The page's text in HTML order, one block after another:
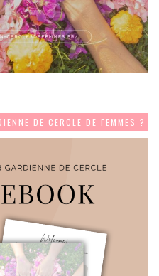
DE CERCLE DE FEMMES ?